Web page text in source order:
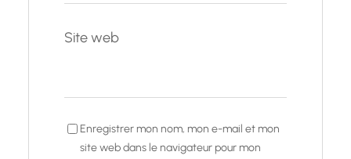
Site web
Enregistrer mon nom, mon e-mail et mon
site web dans le navigateur pour mon